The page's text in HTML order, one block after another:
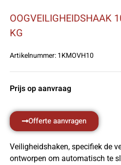
OOGVEILIGHEIDSHAAK
KG
Artikelnummer:1KMOVH10
Prijs op aanvraag
Offerte aanvragen
Veiligheidshaken, specifiek de
ontworpen om automatisch te